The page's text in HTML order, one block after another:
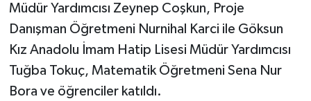
Müdür Yardımcısı Zeynep Coşkun, Proje
Danışman Öğretmeni Nurnihal Karci ile Göksun
Kız Anadolu İmam Hatip Lisesi Müdür Yardımcısı
Tuğba Tokuç, Matematik Öğretmeni Sena Nur
Bora ve öğrenciler katıldı.